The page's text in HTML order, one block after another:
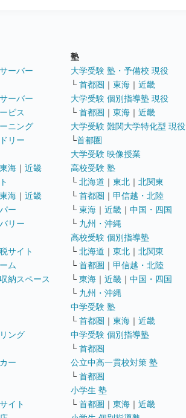
ーバー
ーバー
ビス
ニング
リー
東海 ｜ 近畿
東海 ｜ 近畿
ー
リー
サイト
ム
納スペース
ング
ー
イト
塾
大学受験 塾・予備校 現役
└ 首都圏 ｜ 東海 ｜ 近畿
大学受験 個別指導塾 現役
└ 首都圏 ｜ 東海 ｜ 近畿
大学受験 難関大学特化型 現役
└首都圏
大学受験 映像授業
高校受験 塾
└ 北海道 ｜ 東北 ｜ 北関東
└ 首都圏 ｜ 甲信越・北陸
└ 東海 ｜ 近畿 ｜ 中国・四国
└ 九州・沖縄
高校受験 個別指導塾
└ 北海道 ｜ 東北 ｜ 北関東
└ 首都圏 ｜ 甲信越・北陸
└ 東海 ｜ 近畿 ｜ 中国・四国
└ 九州・沖縄
中学受験 塾
└ 首都圏 ｜ 東海 ｜ 近畿
中学受験 個別指導塾
└ 首都圏
公立中高一貫校対策 塾
└ 首都圏
小学生 塾
└ 首都圏 ｜ 東海 ｜ 近畿